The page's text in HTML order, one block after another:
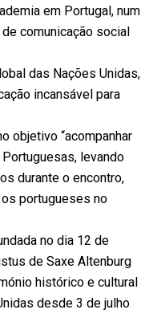
em Portugal, num
comunicação social
das Nações Unidas,
incansável para
objetivo “acompanhar
levando
durante o encontro,
portugueses no
no dia 12 de
de Saxe Altenburg
histórico e cultural
desde 3 de julho